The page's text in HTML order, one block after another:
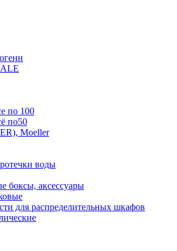
по 100
по50
Moeller
воды
боксы, аксессуары
для распределительных шкафов